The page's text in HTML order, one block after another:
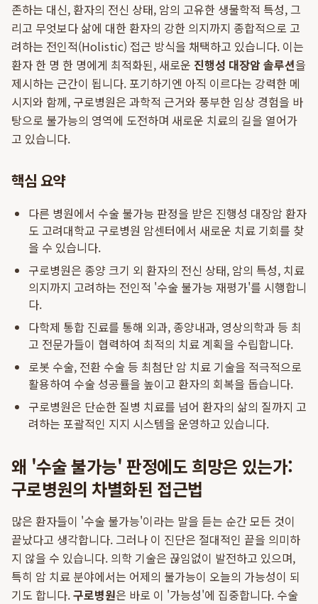
존하는 대신, 환자의 전신 상태, 암의 고유한 생물학적 특성, 그
리고 무엇보다 삶에 대한 환자의 강한 의지까지 종합적으로 고
려하는 전인적(Holistic) 접근 방식을 채택하고 있습니다. 이는
환자 한 명 한 명에게 최적화된, 새로운 진행성 대장암 솔루션을
제시하는 근간이 됩니다. 포기하기엔 아직 이르다는 강력한 메
시지와 함께, 구로병원은 과학적 근거와 풍부한 임상 경험을 바
탕으로 불가능의 영역에 도전하며 새로운 치료의 길을 열어가
고 있습니다.
핵심 요약
다른 병원에서 수술 불가능 판정을 받은 진행성 대장암 환자
도 고려대학교 구로병원 암센터에서 새로운 치료 기회를 찾
을 수 있습니다.
구로병원은 종양 크기 외 환자의 전신 상태, 암의 특성, 치료
의지까지 고려하는 전인적 '수술 불가능 재평가'를 시행합니
다.
다학제 통합 진료를 통해 외과, 종양내과, 영상의학과 등 최
고 전문가들이 협력하여 최적의 치료 계획을 수립합니다.
로봇 수술, 전환 수술 등 최첨단 암 치료 기술을 적극적으로
활용하여 수술 성공률을 높이고 환자의 회복을 돕습니다.
구로병원은 단순한 질병 치료를 넘어 환자의 삶의 질까지 고
려하는 포괄적인 지지 시스템을 운영하고 있습니다.
왜 '수술 불가능' 판정에도 희망은 있는가:
구로병원의 차별화된 접근법
많은 환자들이 '수술 불가능'이라는 말을 듣는 순간 모든 것이
끝났다고 생각합니다. 그러나 이 진단은 절대적인 끝을 의미하
지 않을 수 있습니다. 의학 기술은 끊임없이 발전하고 있으며,
특히 암 치료 분야에서는 어제의 불가능이 오늘의 가능성이 되
기도 합니다.구로병원은 바로 이 '가능성'에 집중합니다. 수술